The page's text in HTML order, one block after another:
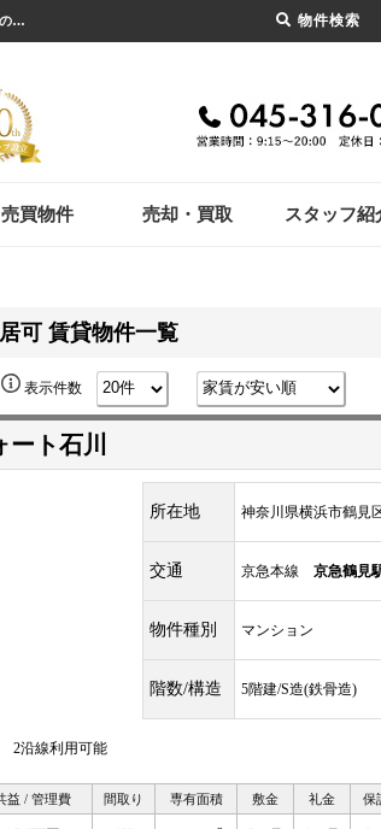
横浜市鶴見区 即入居可 賃貸物件一覧｜横浜市の賃貸・不動産のことならセンチュリー21ヨコハマホームへ！横浜市の賃貸仲介や不動産売却・買取、不動産管理など不動産のことならなんでもご相談ください。
売買物件 売却・買取 スタッフ紹
可 賃貸物件一覧
表示件数
ト石川
所在地 神奈川県横浜市鶴見
交通 京急本線 京急鶴見
物件種別 マンション
階数/構造 5階建/S造(鉄骨造)
2沿線利用可能
益 / 管理費 間取り 専有面積 敷金 礼金 保
物件検索